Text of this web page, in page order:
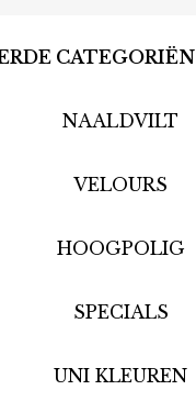
CATEGORIËN
NAALDVILT
VELOURS
HOOGPOLIG
SPECIALS
UNI KLEUREN